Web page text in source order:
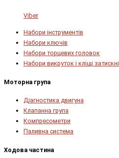
Viber
Набори інструментів
Набори ключів
Набори торцевих головок
Набори викруток і кліщі затискні
Моторна група
Діагностика двигуна
Клапанна група
Компресометри
Паливна система
Ходова частина